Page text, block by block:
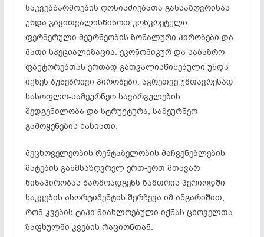
საკვებწარმოების ღონისძიებათა განსაზღვრისას
უნდა გავითვალისწინოთ კონკრეტული
ფერმერული მეურნეობის ზონალური პირობები და
მათი სპეციალიზაცია. ეკონომიკურ და საბაზრო
ფაქტორებთან ერთად გათვალისწინებული უნდა
იქნეს ბუნებრივი პირობები, აგრეთვე უმთავრესად
სასოფლო-სამეურნეო სავარგულების
შედგენილობა და სტრუქტურა, სამეურნეო
გამოყენების ხასიათი.
მეცხოველეობის რენტაბელობის მაჩვენებლების
მატების განმსაზღვრელ ერთ-ერთ მთავარ
წინაპირობას წარმოადგენს ზამთრის პერიოდში
საკვების ასორტიმენტის შერჩევა იმ ანგარიშით,
რომ კვების ტიპი მიახლოებული იქნას ცხოველთა
ზაფხულში კვების რაციონთან.